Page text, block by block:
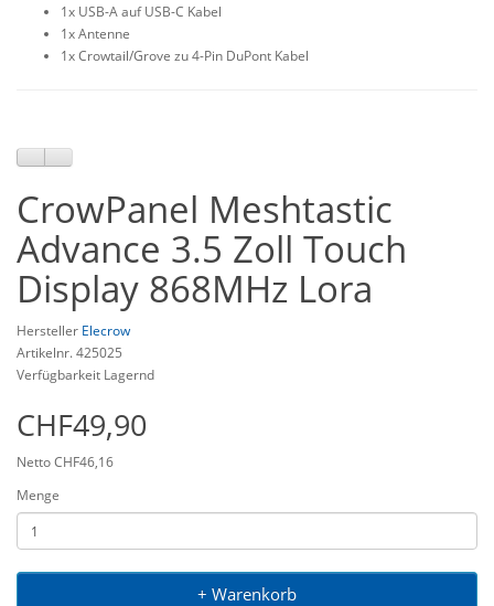
1x USB-A auf USB-C Kabel
1x Antenne
1xCrowtail/Grove zu 4-Pin DuPont Kabel
CrowPanel Meshtastic
Advance 3.5 Zoll Touch
Display 868MHz Lora
Hersteller Elecrow
Artikelnr. 425025
Verfügbarkeit Lagernd
CHF49,90
Netto CHF46,16
Menge
+ Warenkorb